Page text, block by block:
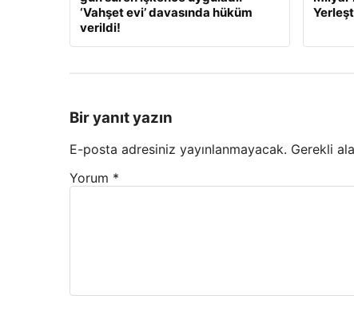
‘Vahşet evi’ davasında hüküm
verildi!
Bir yanıt yazın
E-posta adresiniz yayınlanmayacak. Gerekli
Yorum *